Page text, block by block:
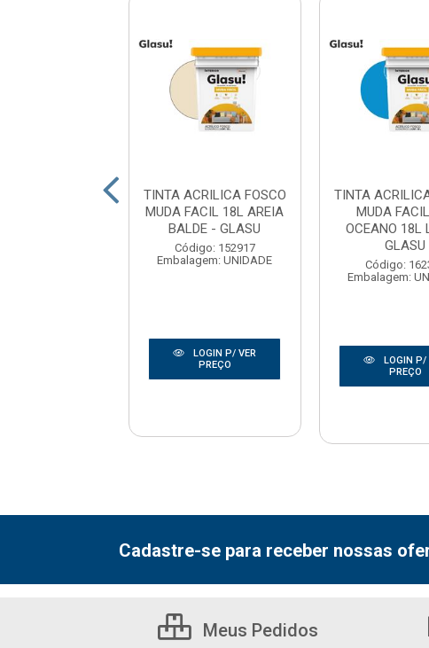
TINTA ACRILICA FOSCO
MUDA FACIL 18L AREIA
BALDE - GLASU
Código: 152917
Embalagem: UNIDADE
LOGIN P/ VER
PREÇO
TINTA
MUDA
OCEANO 18L
GLASU
Código:
Embalagem:
LOGIN P/
PREÇO
Cadastre-se para receber nossas
Meus Pedidos